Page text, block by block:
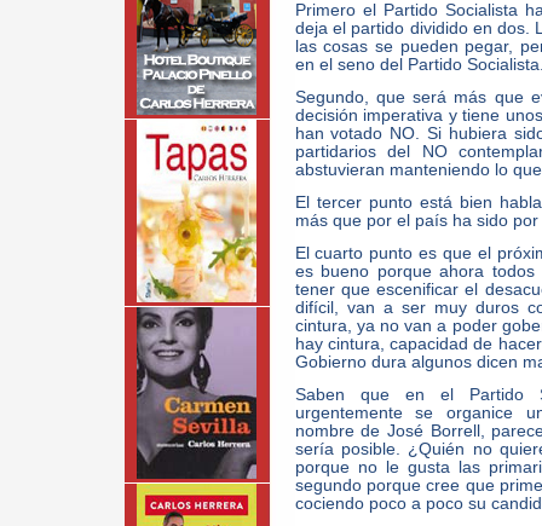
Primero el Partido Socialista
deja el partido dividido en dos.
las cosas se pueden pegar,
en el seno del Partido
Segundo, que será más que
decisión imperativa y tiene
han votado NO. Si hubiera
partidarios del NO
abstuvieran manteniendo lo
El tercer punto está bien
más que por el país ha sido
El cuarto punto es que el
es bueno porque ahora
tener que escenificar el
difícil, van a ser muy duros
cintura, ya no van a poder
hay cintura, capacidad de
Gobierno dura algunos dicen
Saben que en el Partido
urgentemente se organice
nombre de José Borrell,
sería posible. ¿Quién no
porque no le gusta las
segundo porque cree que
cociendo poco a poco su